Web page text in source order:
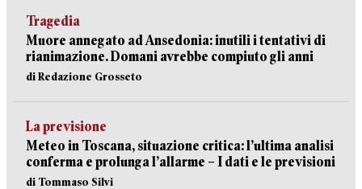
Tragedia
Muore annegato ad Ansedonia: inutili i tentativi di
rianimazione. Domani avrebbe compiuto gli anni
di Redazione Grosseto
La previsione
Meteo in Toscana, situazione critica: l’ultima analisi
conferma e prolunga l’allarme – I dati e le previsioni
di Tommaso Silvi